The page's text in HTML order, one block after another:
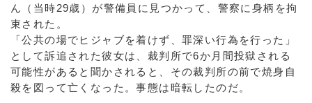
ん（当時29歳）が警備員に見つかって、警察に身柄を拘
束された。
「公共の場でヒジャブを着けず、罪深い行為を行った」
として訴追された彼女は、裁判所で6か月間投獄される
可能性があると聞かされると、その裁判所の前で焼身自
殺を図って亡くなった。事態は暗転したのだ。